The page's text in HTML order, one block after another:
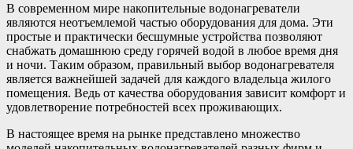
В современном мире накопительные водонагреватели
являются неотъемлемой частью оборудования для дома. Эти
простые и практически бесшумные устройства позволяют
снабжать домашнюю среду горячей водой в любое время дня
и ночи. Таким образом, правильный выбор водонагревателя
является важнейшей задачей для каждого владельца жилого
помещения. Ведь от качества оборудования зависит комфорт и
удовлетворение потребностей всех проживающих.
В настоящее время на рынке представлено множество